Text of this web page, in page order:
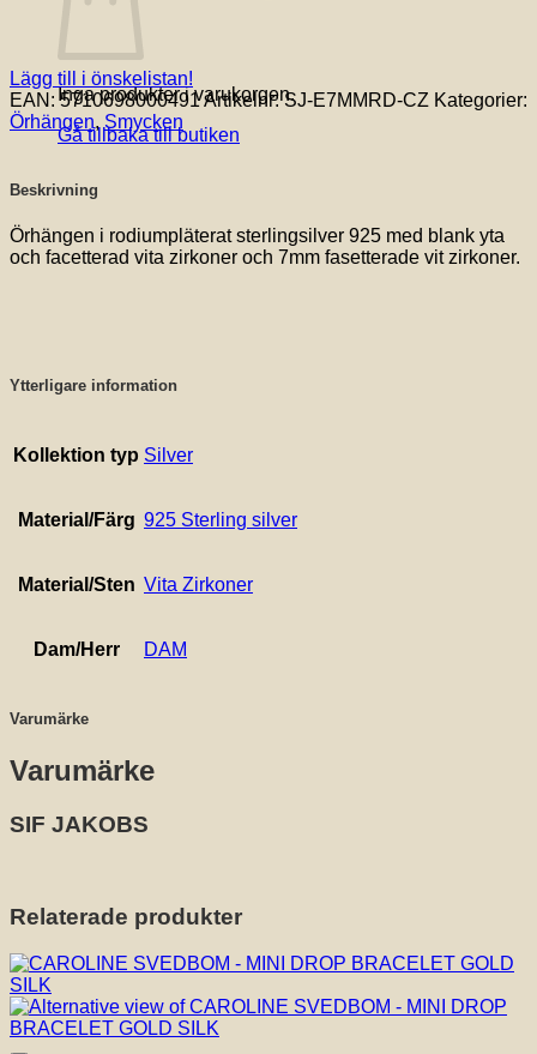
Inga produkter i varukorgen.
Gå tillbaka till butiken
Lägg till i önskelistan!
EAN:5710698000491Artikelnr:SJ-E7MMRD-CZ Kategorier:
Örhängen, Smycken
Beskrivning
Örhängen i rodiumpläterat sterlingsilver 925 med blank yta
och facetterad vita zirkoner och 7mm fasetterade vit zirkoner.
Ytterligare information
Kollektion typ Silver
Material/Färg 925 Sterling silver
Material/Sten Vita Zirkoner
Dam/Herr DAM
Varumärke
Varumärke
SIF JAKOBS
Relaterade produkter